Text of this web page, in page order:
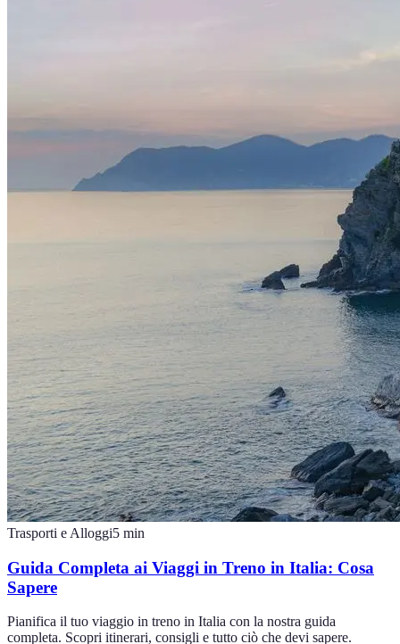
Trasporti e Alloggi5 min
Guida Completa ai Viaggi in Treno in Italia: Cosa
Sapere
Pianifica il tuo viaggio in treno in Italia con la nostra guida
completa. Scopri itinerari, consigli e tutto ciò che devi sapere.